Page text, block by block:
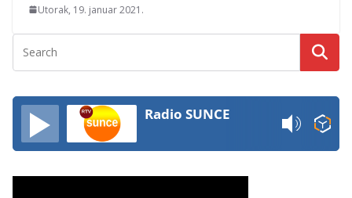
Utorak, 19. januar 2021.
Radio SUNCE